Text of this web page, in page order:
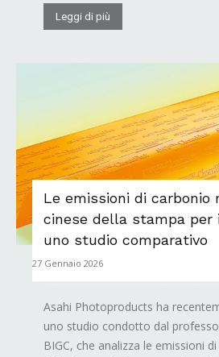
Leggi di più
Le emissioni di carbonio
cinese della stampa per
uno studio comparativo
27 Gennaio 2026
Asahi Photoproducts ha
uno studio condotto dal
BIGC, che analizza le emissioni